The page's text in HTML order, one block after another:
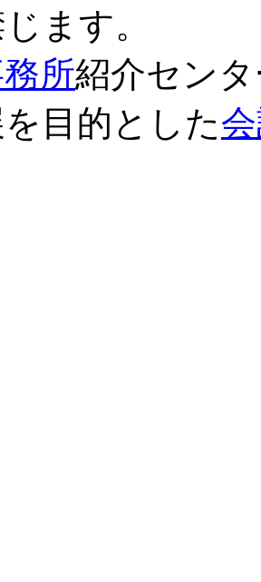
ます。
所紹介セン
目的とした